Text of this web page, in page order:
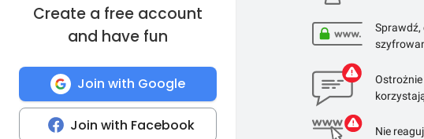
Create a free account
and have fun
Join with Google
Join with Facebook
Sprawdź,
Nie